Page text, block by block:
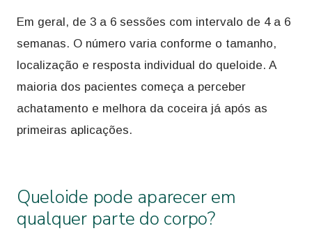
Em geral, de 3 a 6 sessões com intervalo de 4 a 6
semanas. O número varia conforme o tamanho,
localização e resposta individual do queloide. A
maioria dos pacientes começa a perceber
achatamento e melhora da coceira já após as
primeiras aplicações.
Queloide pode aparecer em
qualquer parte do corpo?